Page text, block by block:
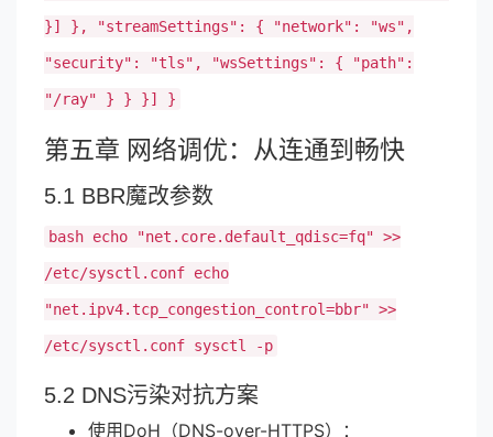
}] }, "streamSettings": { "network": "ws",
"security": "tls", "wsSettings": { "path":
"/ray" } } }] }
第五章 网络调优：从连通到畅快
5.1 BBR魔改参数
bash echo "net.core.default_qdisc=fq" >>
/etc/sysctl.conf echo
"net.ipv4.tcp_congestion_control=bbr" >>
/etc/sysctl.conf sysctl -p
5.2 DNS污染对抗方案
使用DoH（DNS-over-HTTPS）：